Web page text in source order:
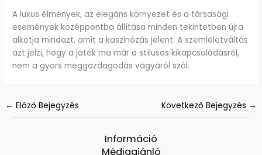
A luxus élmények, az elegáns környezet és a társasági
események középpontba állítása minden tekintetben újra
alkotja mindazt, amit a kaszinózás jelent. A szemléletváltás
azt jelzi, hogy a játék ma már a stílusos kikapcsolódásról,
nem a gyors meggazdagodás vágyáról szól.
← Előző Bejegyzés Következő Bejegyzés →
Információ
Médiaajánló